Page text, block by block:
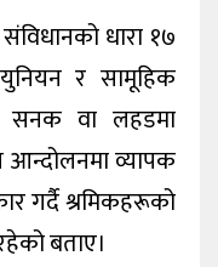
धारा १७
र सामूहिक
सनक वा लहडमा
आन्दोलनमा व्यापक
गर्दै श्रमिकहरूको
बताए।